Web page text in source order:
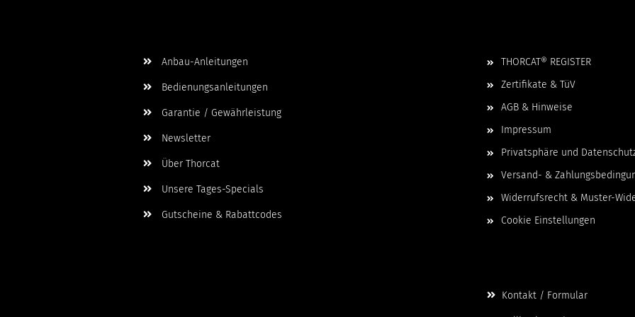
Anbau-Anleitungen
Bedienungsanleitungen
Garantie / Gewährleistung
Newsletter
Über Thorcat
Unsere Tages-Specials
Gutscheine & Rabattcodes
THORCAT® REGISTER
Zertifikate & TüV
AGB & Hinweise
Impressum
Privatsphäre und
Versand- &
Widerrufsrecht & Muster-
Cookie Einstellungen
Kontakt / Formular